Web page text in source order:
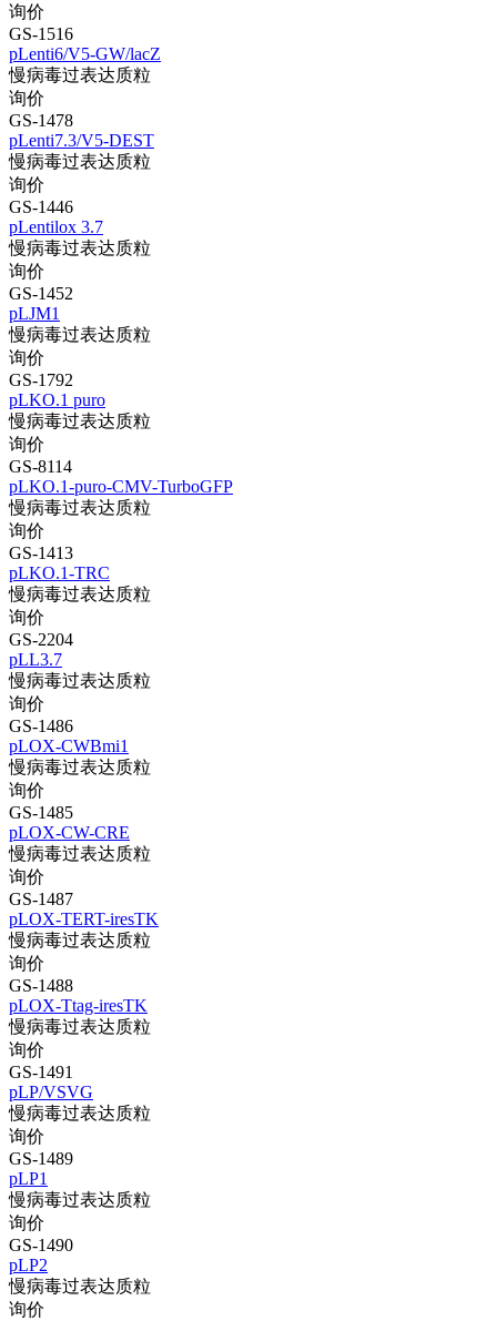
询价
GS-1516
pLenti6/V5-GW/lacZ
慢病毒过表达质粒
询价
GS-1478
pLenti7.3/V5-DEST
慢病毒过表达质粒
询价
GS-1446
pLentilox 3.7
慢病毒过表达质粒
询价
GS-1452
pLJM1
慢病毒过表达质粒
询价
GS-1792
pLKO.1 puro
慢病毒过表达质粒
询价
GS-8114
pLKO.1-puro-CMV-TurboGFP
慢病毒过表达质粒
询价
GS-1413
pLKO.1-TRC
慢病毒过表达质粒
询价
GS-2204
pLL3.7
慢病毒过表达质粒
询价
GS-1486
pLOX-CWBmi1
慢病毒过表达质粒
询价
GS-1485
pLOX-CW-CRE
慢病毒过表达质粒
询价
GS-1487
pLOX-TERT-iresTK
慢病毒过表达质粒
询价
GS-1488
pLOX-Ttag-iresTK
慢病毒过表达质粒
询价
GS-1491
pLP/VSVG
慢病毒过表达质粒
询价
GS-1489
pLP1
慢病毒过表达质粒
询价
GS-1490
pLP2
慢病毒过表达质粒
询价